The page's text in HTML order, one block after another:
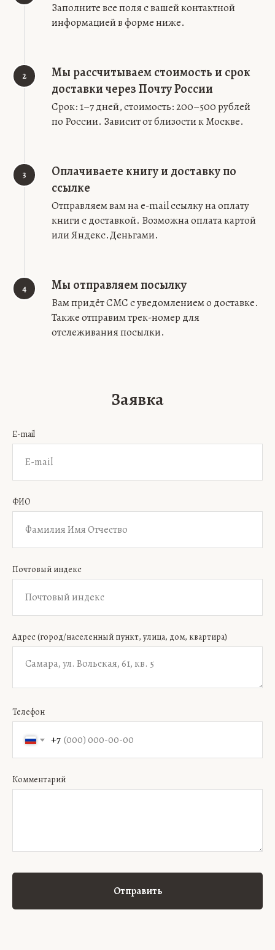
Заполните все поля с вашей контактной
информацией в форме ниже.
2
Мы рассчитываем стоимость и срок
доставки через Почту России
Срок: 1–7 дней, стоимость: 200–500 рублей
по России. Зависит от близости к Москве.
3
Оплачиваете книгу и доставку по
ссылке
Отправляем вам на e-mail ссылку на оплату
книги с доставкой. Возможна оплата картой
или Яндекс.Деньгами.
4 Мы отправляем посылку
Вам придёт СМС с уведомлением о доставке.
Также отправим трек-номер для
отслеживания посылки.
Заявка
E-mail
ФИО
Почтовый индекс
Адрес (город/населенный пункт, улица, дом, квартира)
Телефон
+7
Комментарий
Отправить